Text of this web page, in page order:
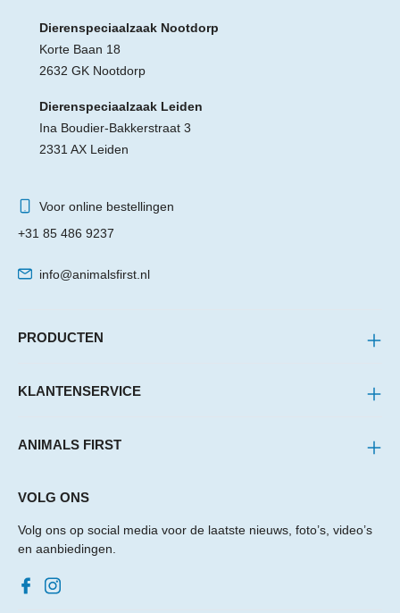
Dierenspeciaalzaak Nootdorp
Korte Baan 18
2632 GK Nootdorp
Dierenspeciaalzaak Leiden
Ina Boudier-Bakkerstraat 3
2331 AX Leiden
Voor online bestellingen
+31 85 486 9237
info@animalsfirst.nl
PRODUCTEN
KLANTENSERVICE
ANIMALS FIRST
VOLG ONS
Volg ons op social media voor de laatste nieuws, foto’s, video’s
en aanbiedingen.